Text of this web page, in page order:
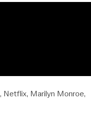
Netflix Marilyn Monroe